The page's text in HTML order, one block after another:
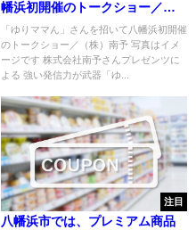
幡浜初開催のトークショー／
（株）南予
「ゆりママん」さんを招いて八幡浜初開催
のトークショー／（株）南予 写真はイメ
ージです 株式会社南予さんプレゼンツに
よる 強い発信力が武器「ゆ...
注目
八幡浜市では、プレミアム商品